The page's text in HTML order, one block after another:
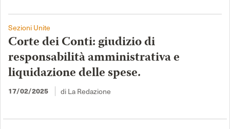
Sezioni Unite
Corte dei Conti: giudizio di
responsabilità amministrativa e
liquidazione delle spese.
17/02/2025 di La Redazione